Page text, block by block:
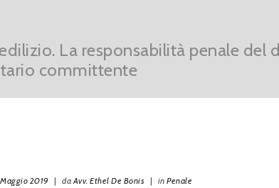
La responsabilità penale
committente
2019 | daAvv. Ethel De Bonis | in Penale